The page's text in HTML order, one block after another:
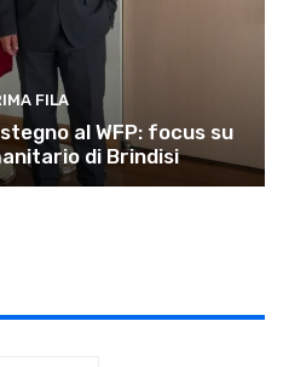
FILA
al WFP: focus su
di Brindisi